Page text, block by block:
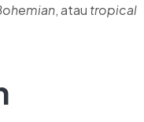
, atau tropical